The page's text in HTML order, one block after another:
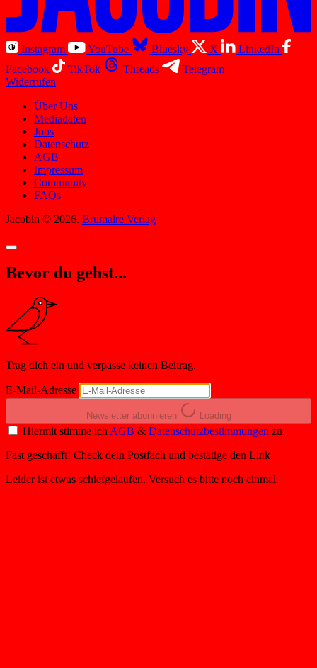
Instagram YouTube Bluesky X
LinkedIn
Facebook
TikTok Threads
Telegram
Widerrufen
Über Uns
Mediadaten
Jobs
Datenschutz
AGB
Impressum
Community
FAQs
Jacobin © 2026. Brumaire Verlag
Bevor du gehst...
Trag dich ein und verpasse keinen Beitrag.
E-Mail-Adresse
Newsletter abonnieren Loading
Hiermit stimme ich AGB & Datenschutzbestimmungen zu.
Fast geschafft! Check dein Postfach und bestätige den Link.
Leider ist etwas schiefgelaufen. Versuch es bitte noch einmal.